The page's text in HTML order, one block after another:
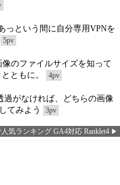
っという間に自分専用VPNを
5pv
のファイルサイズを知って
ともに。
4pv
過がなければ、どちらの画像
てみよう
3pv
気ランキング GA4対応 Ranklet4